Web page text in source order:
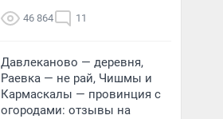
46 864 11
Давлеканово — деревня,
Раевка — не рай, Чишмы и
Кармаскалы — провинция с
огородами: отзывы на